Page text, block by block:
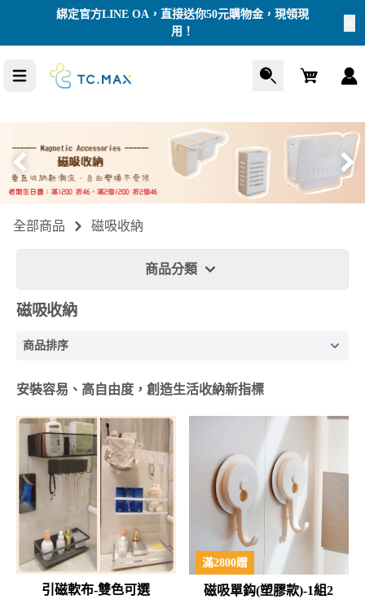
綁定官方LINE OA，直接送你50元購物金，現領現
用！
Cart
全部商品 磁吸收納
商品分類
磁吸收納
安裝容易、高自由度，創造生活收納新指標
引磁軟布-雙色可選
滿2800贈
磁吸單鈎(塑膠款)-1組2
加購商品